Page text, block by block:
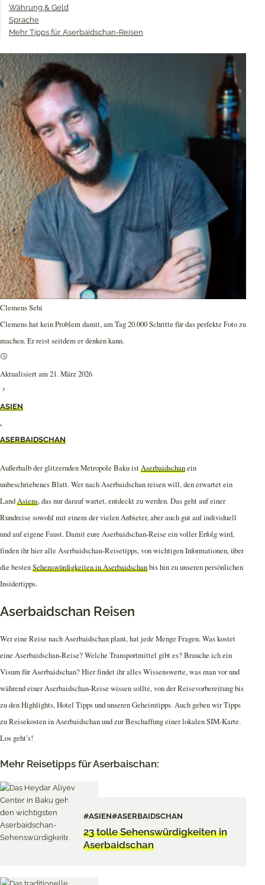
Währung & Geld
Sprache
Mehr Tipps für Aserbaidschan-Reisen
Clemens Sehi
Clemens hat kein Problem damit, am Tag 20.000 Schritte für das perfekte Foto zu
machen. Er reist seitdem er denken kann.
Aktualisiert am 21. März 2026
ASIEN
,
ASERBAIDSCHAN
Außerhalb der glitzernden Metropole Baku istAserbaidschanein
unbeschriebenes Blatt. Wer nach Aserbaidschan reisen will, den erwartet ein
LandAsiens, das nur darauf wartet, entdeckt zu werden. Das geht auf einer
Rundreise sowohl mit einem der vielen Anbieter, aber auch gut auf individuell
und auf eigene Faust. Damit eure Aserbaidschan-Reise ein voller Erfolg wird,
finden ihr hier alle Aserbaidschan-Reisetipps, von wichtigen Informationen, über
die bestenSehenswürdigkeiten in Aserbaidschanbis hin zu unseren persönlichen
Insidertipps.
Aserbaidschan Reisen
Wer eine Reise nach Aserbaidschan plant, hat jede Menge Fragen. Was kostet
eine Aserbaidschan-Reise? Welche Transportmittel gibt es? Brauche ich ein
Visum für Aserbaidschan? Hier findet ihr alles Wissenswerte, was man vor und
während einer Aserbaidschan-Reise wissen sollte, von der Reisevorbereitung bis
zu den Highlights, Hotel Tipps und unseren Geheimtipps. Auch geben wir Tipps
zu Reisekosten in Aserbaidschan und zur Beschaffung einer lokalen SIM-Karte.
Los geht’s!
Mehr Reisetipps für Aserbaischan:
#ASIEN#ASERBAIDSCHAN
23 tolle Sehenswürdigkeiten in
Aserbaidschan